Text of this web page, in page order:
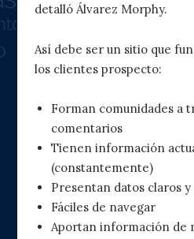
detalló Álvarez Morphy.
Así debe ser un sitio que
los clientes prospecto:
Forman comunidades a
comentarios
Tienen información
(constantemente)
Presentan datos claros
Fáciles de navegar
Aportan información de